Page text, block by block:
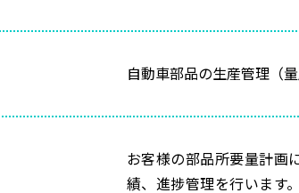
自動車部品の生産管理（
お客様の部品所要量計画
績、進捗管理を行います。